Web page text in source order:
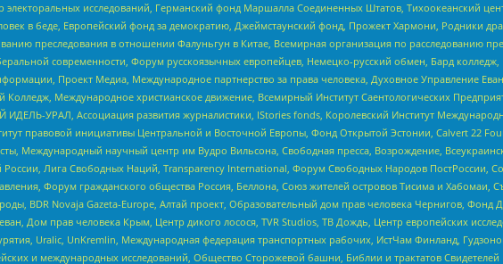
исследований, Германский фонд Маршалла Соединенных Штатов, Тихоокеанский
в беде, Европейский фонд за демократию, Джеймстаунский фонд, Прожект Хармони, Родники
преследования в отношении Фалуньгун в Китае, Всемирная организация по расследованию
современности, Форум русскоязычных европейцев, Немецко-русский обмен, Бард
Проект Медиа, Международное партнерство за права человека, Духовное Управление
Международное христианское движение, Всемирный Институт Саентологических
УРАЛ, Ассоциация развития журналистики, IStories fonds, Королевский Институт
правовой инициативы Центральной и Восточной Европы, Фонд Открытой Эстонии, Calvert 22
Международный научный центр им Вудро Вильсона, Свободная пресса, Возрождение,
Лига Свободных Наций, Transparеncy International, Форум Свободных Народов ПостРоссии,
Форум гражданского общества Россия, Беллона, Союз жителей островов Тисима и
BDR Novaja Gazeta-Europe, Алтай проект, Образовательный дом прав человека Чернигов, Фонд
Дом прав человека Крым, Центр дикого лосося, TVR Studios, ТВ Дождь, Центр европейских
Uralic, UnKremlin, Международная федерация транспортных рабочих, ИстЧам Финланд,
и международных исследований, Общество Сторожевой башни, Библии и трактатов